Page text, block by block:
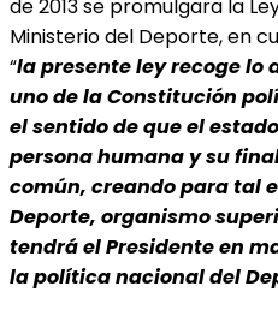
de 2013 se promulgara la
Ministerio del Deporte, en
“la presente ley recoge lo
uno de la Constitución
el sentido de que el
persona humana y su
común, creando para tal
Deporte, organismo
tendrá el Presidente en
la política nacional del